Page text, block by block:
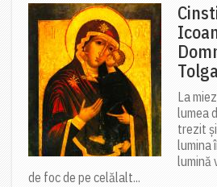
La
lumea
trezit
lumina
lumină
de foc de pe celălalt...